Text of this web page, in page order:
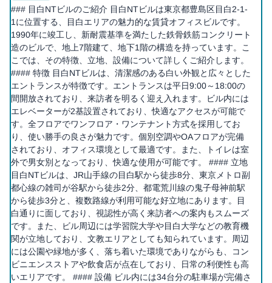
### 目白NTビルのご紹介 目白NTビルは東京都豊島区目白2-1-
1に位置する、目白エリアの魅力的な賃貸オフィスビルです。
1990年に竣工し、新耐震基準を満たした鉄骨鉄筋コンクリート
造のビルで、地上7階建て、地下1階の構造を持っています。こ
こでは、その特徴、立地、設備について詳しくご紹介します。
#### 特徴 目白NTビルは、清潔感のある白い外観と広々とした
エントランスが特徴です。エントランスは平日9:00～18:00の
間開放されており、来訪者を明るく迎え入れます。ビル内には
エレベーターが2基設置されており、快適なアクセスが可能で
す。全フロアでワンフロア・ワンテナント方式を採用してお
り、使い勝手の良さが魅力です。個別空調やOAフロアが完備
されており、オフィス環境として最適です。また、トイレは室
外で男女別となっており、快適な使用が可能です。 #### 立地
目白NTビルは、JR山手線の目白駅から徒歩8分、東京メトロ副
都心線の雑司が谷駅から徒歩2分、都電荒川線の鬼子母神前駅
から徒歩3分と、複数路線が利用可能な好立地にあります。目
白通りに面しており、視認性が高く来訪者への案内もスムーズ
です。また、ビル周辺には学習院大学や目白大学などの教育機
関が立地しており、文教エリアとしても知られています。周辺
には公園や緑地が多く、落ち着いた環境でありながらも、コン
ビニエンスストアや飲食店が点在しており、日常の利便性も高
いエリアです。 #### 設備 ビル内には34台分の駐車場が完備さ